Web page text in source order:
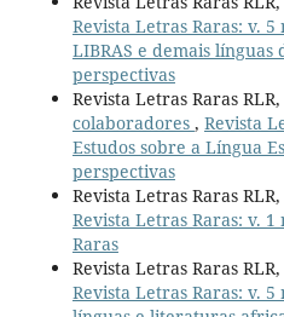
Revista Letras Raras: v. 5
LIBRAS e demais línguas
perspectivas
Revista Letras Raras RLR,
colaboradores , Revista
Estudos sobre a Língua
perspectivas
Revista Letras Raras RLR,
Revista Letras Raras: v.
Raras
Revista Letras Raras RLR,
Revista Letras Raras: v. 5